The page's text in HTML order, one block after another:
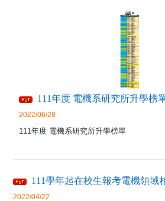
111年度 電機系研究所升學榜
2022/06/28
111年度 電機系研究所升學榜單
111學年起在校生報考電機領域相關專長之
2022/04/22